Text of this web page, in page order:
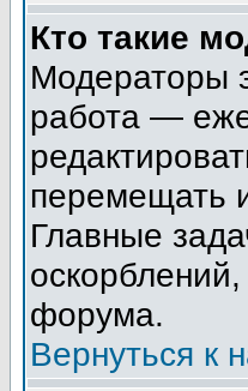
Кто такие
Модераторы
работа —
перемещать
Главные
форума.
Вернуться к